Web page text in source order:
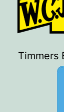
Timmers